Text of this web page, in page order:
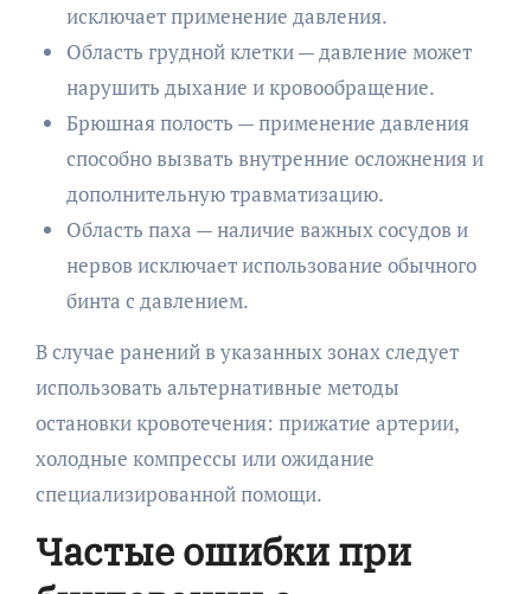
исключает применение давления.
Область грудной клетки — давление может
нарушить дыхание и кровообращение.
Брюшная полость — применение давления
способно вызвать внутренние осложнения и
дополнительную травматизацию.
Область паха — наличие важных сосудов и
нервов исключает использование обычного
бинта с давлением.
В случае ранений в указанных зонах следует
использовать альтернативные методы
остановки кровотечения: прижатие артерии,
холодные компрессы или ожидание
специализированной помощи.
Частые ошибки при